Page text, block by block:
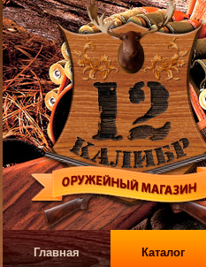
Главная Каталог